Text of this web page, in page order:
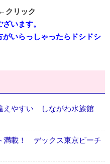
リック
います。
いらっしゃったらドシドシ
えやすい しながわ水族館
満載！ デックス東京ビーチ